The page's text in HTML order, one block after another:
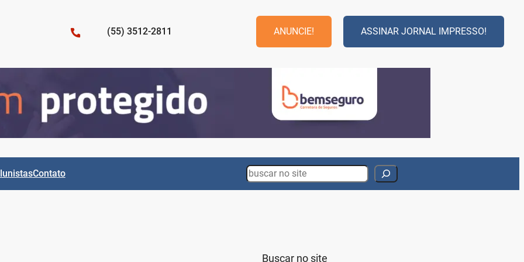
(55) 3512-2811 ANUNCIE! ASSINAR JORNAL IMPRESSO!
Contato Search
Buscar no site